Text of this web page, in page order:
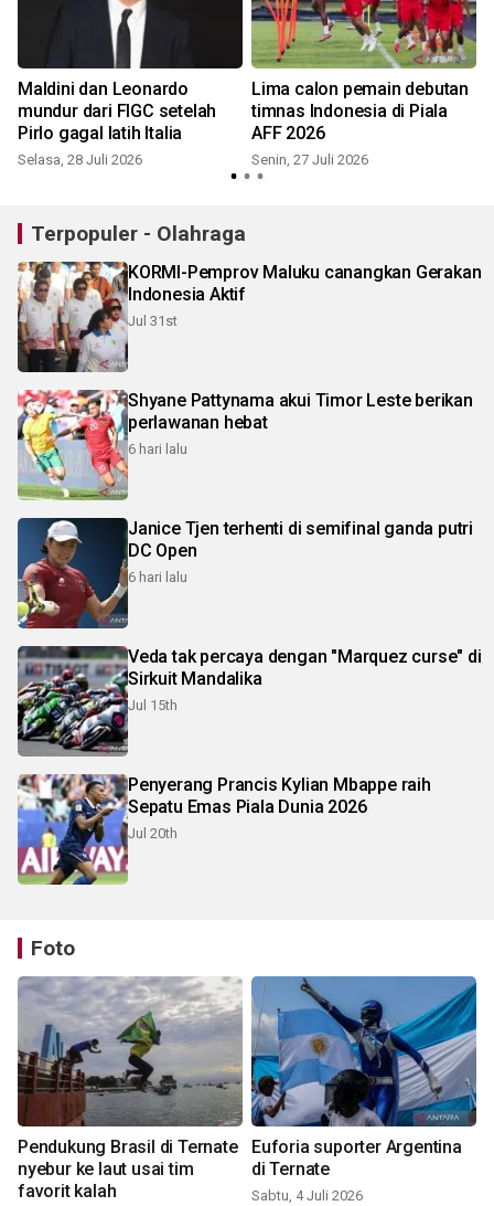
Maldini dan Leonardo
mundur dari FIGC setelah
Pirlo gagal latih Italia
Selasa, 28 Juli 2026
Lima calon pemain debutan
timnas Indonesia di Piala
AFF 2026
Senin, 27 Juli 2026
Terpopuler - Olahraga
KORMI-Pemprov Maluku canangkan Gerakan
Indonesia Aktif
Jul 31st
Shyane Pattynama akui Timor Leste berikan
perlawanan hebat
6 hari lalu
Janice Tjen terhenti di semifinal ganda putri
DC Open
6 hari lalu
Veda tak percaya dengan "Marquez curse" di
Sirkuit Mandalika
Jul 15th
Penyerang Prancis Kylian Mbappe raih
Sepatu Emas Piala Dunia 2026
Jul 20th
Foto
Pendukung Brasil di Ternate
nyebur ke laut usai tim
favorit kalah
Euforia suporter Argentina
di Ternate
Sabtu, 4 Juli 2026